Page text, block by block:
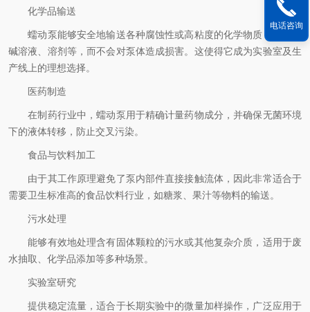
化学品输送
蠕动泵能够安全地输送各种腐蚀性或高粘度的化学物质，包括酸
碱溶液、溶剂等，而不会对泵体造成损害。这使得它成为实验室及生
产线上的理想选择。
医药制造
在制药行业中，蠕动泵用于精确计量药物成分，并确保无菌环境
下的液体转移，防止交叉污染。
食品与饮料加工
由于其工作原理避免了泵内部件直接接触流体，因此非常适合于
需要卫生标准高的食品饮料行业，如糖浆、果汁等物料的输送。
污水处理
能够有效地处理含有固体颗粒的污水或其他复杂介质，适用于废
水抽取、化学品添加等多种场景。
实验室研究
提供稳定流量，适合于长期实验中的微量加样操作，广泛应用于
电话咨询